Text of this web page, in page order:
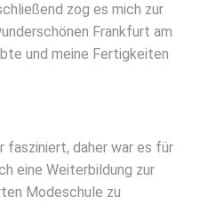
zog es mich zur
Frankfurt am
und meine Fertigkeiten
fasziniert, daher war es für
eine Weiterbildung zur
Modeschule zu